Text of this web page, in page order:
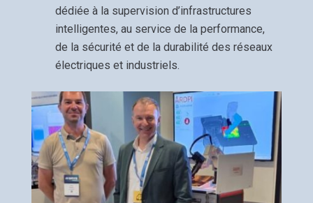
dédiée à la supervision d’infrastructures
intelligentes, au service de la performance,
de la sécurité et de la durabilité des réseaux
électriques et industriels.